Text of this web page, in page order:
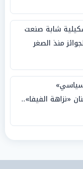
شابة صنعت
منذ الصغر
«نزاهة الفيفا»..